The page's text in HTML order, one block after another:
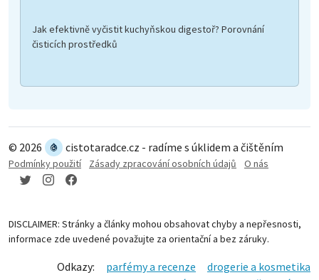
Jak efektivně vyčistit kuchyňskou digestoř? Porovnání
čisticích prostředků
© 2026 cistotaradce.cz - radíme s úklidem a čištěním
Podmínky použití Zásady zpracování osobních údajů O nás
DISCLAIMER: Stránky a články mohou obsahovat chyby a nepřesnosti,
informace zde uvedené považujte za orientační a bez záruky.
Odkazy: parfémy a recenze
drogerie a kosmetika